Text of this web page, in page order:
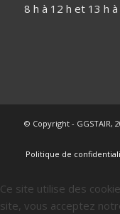
8 h à 12 h et 13 h à
© Copyright - GGSTAIR,
Politique de
Ce site utilise des
site, vous acceptez